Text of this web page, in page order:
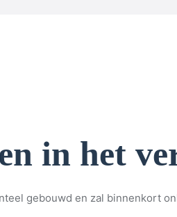
in het
gebouwd en zal binnenkort